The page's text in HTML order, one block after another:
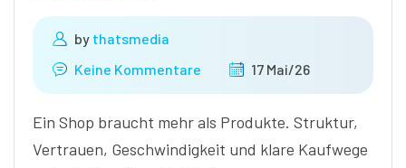
by thatsmedia
Keine Kommentare
17 Mai/26
Ein Shop braucht mehr als Produkte. Struktur,
Vertrauen, Geschwindigkeit und klare Kaufwege